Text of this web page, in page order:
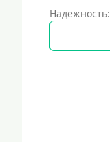
Надежность: